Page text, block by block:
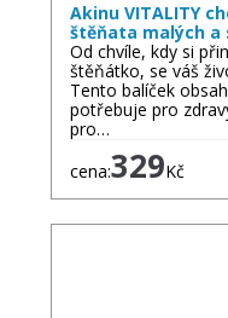
Akinu VITALITY
štěňata malých
Od chvíle, kdy si
štěňátko, se váš
Tento balíček
potřebuje pro
pro…
cena:329Kč